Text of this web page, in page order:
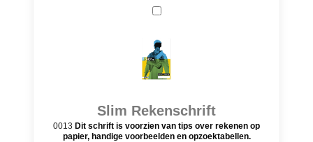
Slim Rekenschrift
0013 Dit schrift is voorzien van tips over rekenen op
papier, handige voorbeelden en opzoektabellen.